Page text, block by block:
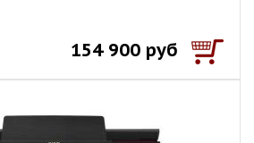
154 900 руб